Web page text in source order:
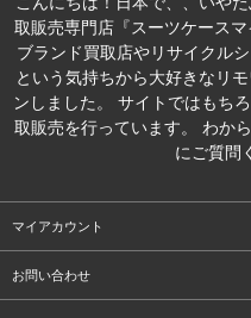
取販売専門店『スーツケース
ブランド買取店やリサイクル
という気持ちから大好きなリ
ンしました。 サイトではもち
取販売を行っています。 わか
にご質問
マイアカウント
お問い合わせ